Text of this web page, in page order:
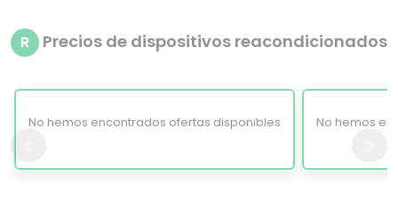
R Precios de dispositivos reacondicionados
No hemos encontrados ofertas disponibles No hemos